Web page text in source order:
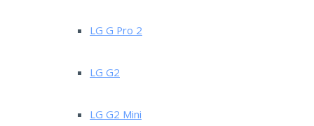
LG G Pro 2
LG G2
LG G2 Mini